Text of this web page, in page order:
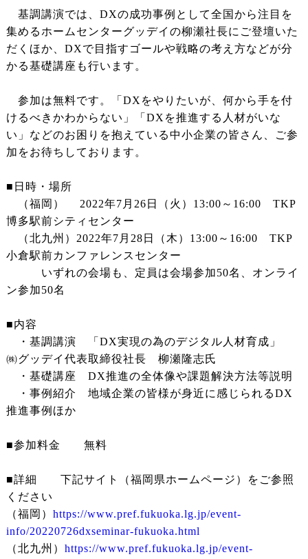
基調講演では、DXの成功事例として全国から注目を
集めるホームセンターグッデイの柳瀬社長にご登壇いた
だくほか、DXで目指すゴールや戦略の考え方などが分
かる基礎講座も行います。
参加は無料です。「DXをやりたいが、何から手を付
けるべきかわからない」「DXを推進する人材がいな
い」などのお困りを抱えている中小企業の皆さん、ご参
加をお待ちしております。
■日時・場所
（福岡） 2022年7月26日（火）13:00～16:00 TKP
博多駅前シティセンター
（北九州）2022年7月28日（木）13:00～16:00 TKP
小倉駅前カンファレンスセンター
いずれの会場も、定員は会場参加50名、オンライ
ン参加50名
■内容
・基調講演 「DX実現の為のデジタル人材育成」
㈱グッデイ代表取締役社長 柳瀬隆志氏
・基礎講座 DX推進の全体像や課題解決方法等説明
・事例紹介 地域企業の皆様が身近に感じられるDX
推進事例ほか
■参加料金 無料
■詳細 下記サイト（福岡県ホームページ）をご参照
ください
（福岡） https://www.pref.fukuoka.lg.jp/event-
info/20220726dxseminar-fukuoka.html
（北九州） https://www.pref.fukuoka.lg.jp/event-